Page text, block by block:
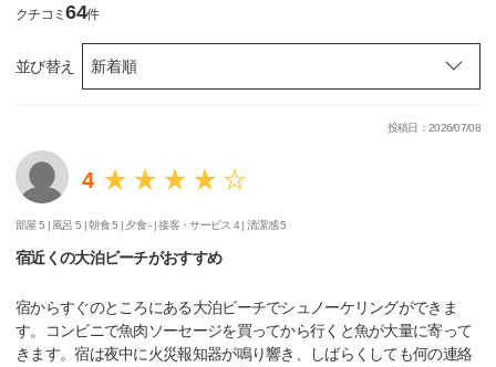
クチコミ64件
並び替え
投稿日：2026/07/08
4
部屋 5 | 風呂 5 |朝食 5 | 夕食 - |接客・サービス 4 |清潔感 5
宿近くの大泊ビーチがおすすめ
宿からすぐのところにある大泊ビーチでシュノーケリングができま
す。コンビニで魚肉ソーセージを買ってから行くと魚が大量に寄って
きます。宿は夜中に火災報知器が鳴り響き、しばらくしても何の連絡